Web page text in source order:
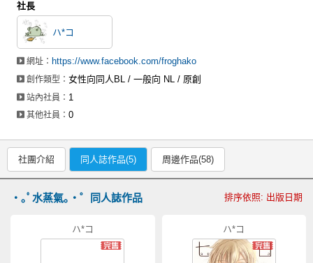
社長
ハ*コ
網址： https://www.facebook.com/froghako
創作類型：女性向同人BL / 一般向 NL / 原創
站內社員： 1
其他社員：0
社團介紹 同人誌作品(5) 周邊作品(58)
・｡ﾟ水蒸氣｡・゜同人誌作品 排序依照: 出版日期
ハ*コ ハ*コ